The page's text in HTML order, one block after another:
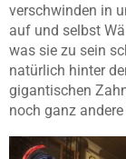
verschwinden in
auf und selbst
was sie zu sein
natürlich hinter
gigantischen
noch ganz